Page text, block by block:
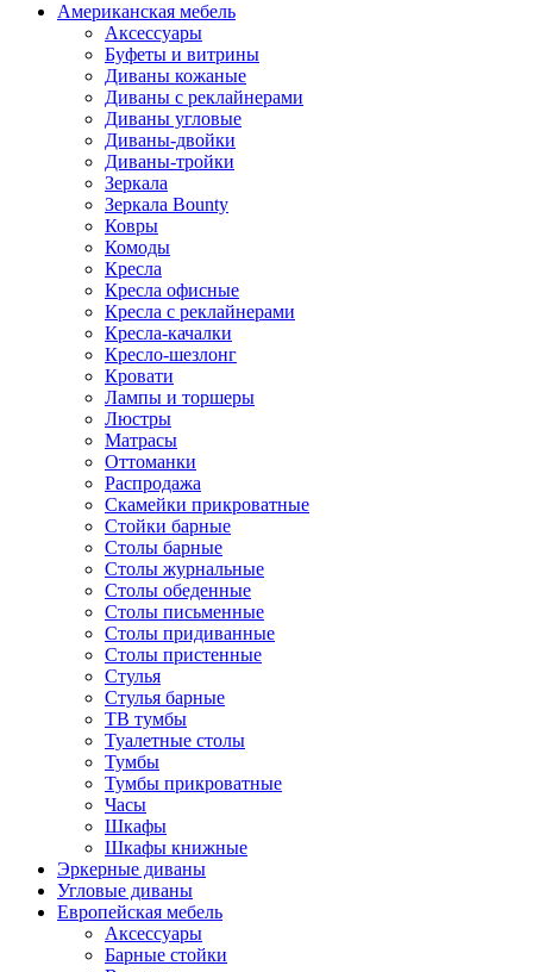
Американская мебель
Аксессуары
Буфеты и витрины
Диваны кожаные
Диваны с реклайнерами
Диваны угловые
Диваны-двойки
Диваны-тройки
Зеркала
Зеркала Bounty
Ковры
Комоды
Кресла
Кресла офисные
Кресла с реклайнерами
Кресла-качалки
Кресло-шезлонг
Кровати
Лампы и торшеры
Люстры
Матрасы
Оттоманки
Распродажа
Скамейки прикроватные
Стойки барные
Столы барные
Столы журнальные
Столы обеденные
Столы письменные
Столы придиванные
Столы пристенные
Стулья
Стулья барные
ТВ тумбы
Туалетные столы
Тумбы
Тумбы прикроватные
Часы
Шкафы
Шкафы книжные
Эркерные диваны
Угловые диваны
Европейская мебель
Аксессуары
Барные стойки